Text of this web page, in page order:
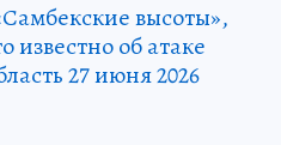
высоты»,
известно об атаке
27 июня 2026